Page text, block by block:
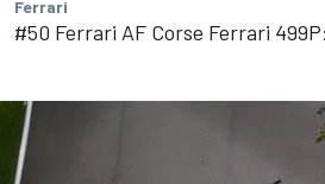
Ferrari
#50 Ferrari AF Corse Ferrari